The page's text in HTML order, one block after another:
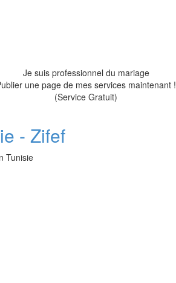
Je suis professionnel du mariage
une page de mes services maintenant !
(Service Gratuit)
- Zifef
Tunisie